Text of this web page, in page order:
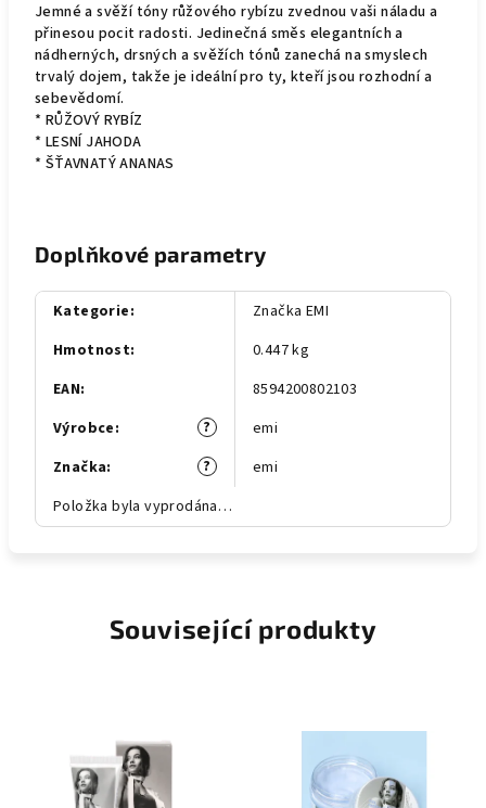
Jemné a svěží tóny růžového rybízu zvednou vaši náladu a
přinesou pocit radosti. Jedinečná směs elegantních a
nádherných, drsných a svěžích tónů zanechá na smyslech
trvalý dojem, takže je ideální pro ty, kteří jsou rozhodní a
sebevědomí.
* RŮŽOVÝ RYBÍZ
* LESNÍ JAHODA
* ŠŤAVNATÝ ANANAS
Doplňkové parametry
Kategorie:
Značka EMI
Hmotnost:
0.447 kg
EAN:
8594200802103
?
Výrobce:
emi
?
Značka:
emi
Položka byla vyprodána…
Související produkty